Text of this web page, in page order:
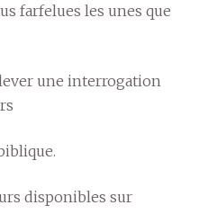
farfelues les unes que
une interrogation
disponibles sur